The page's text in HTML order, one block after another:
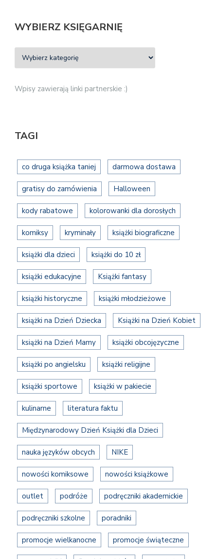
WYBIERZ KSIĘGARNIĘ
Wpisy zawierają linki partnerskie :)
TAGI
co druga książka taniej darmowa dostawa
gratisy do zamówienia Halloween
kody rabatowe kolorowanki dla dorosłych
komiksy kryminały książki biograficzne
książki dla dzieci książki do 10 zł
książki edukacyjne Książki fantasy
książki historyczne książki młodzieżowe
książki na Dzień Dziecka Książki na Dzień Kobiet
książki na Dzień Mamy książki obcojęzyczne
książki po angielsku książki religijne
książki sportowe książki w pakiecie
kulinarne literatura faktu
Międzynarodowy Dzień Książki dla Dzieci
nauka języków obcych NIKE
nowości komiksowe nowości książkowe
outlet podróże podręczniki akademickie
podręczniki szkolne poradniki
promocje wielkanocne promocje świąteczne